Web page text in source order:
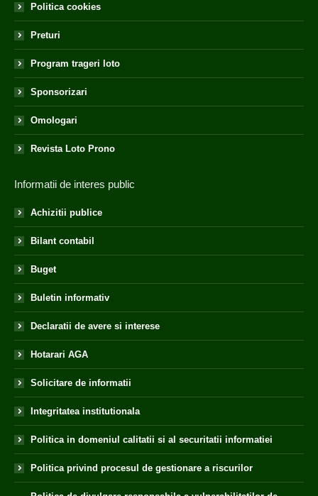
Politica cookies
Preturi
Program trageri loto
Sponsorizari
Omologari
Revista Loto Prono
Informatii de interes public
Achizitii publice
Bilant contabil
Buget
Buletin informativ
Declaratii de avere si interese
Hotarari AGA
Solicitare de informatii
Integritatea institutionala
Politica in domeniul calitatii si al securitatii informatiei
Politica privind procesul de gestionare a riscurilor